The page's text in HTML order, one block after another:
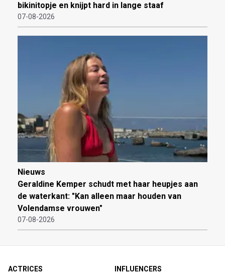
bikinitopje en knijpt hard in lange staaf
07-08-2026
Nieuws
Geraldine Kemper schudt met haar heupjes aan
de waterkant: "Kan alleen maar houden van
Volendamse vrouwen"
07-08-2026
ACTRICES
INFLUENCERS